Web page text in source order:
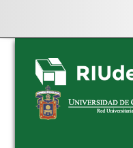
Skip
navigation